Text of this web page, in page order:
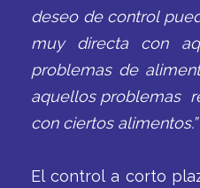
deseo de control
muy directa con
problemas de
aquellos problemas
con ciertos alimentos.”
El control a corto